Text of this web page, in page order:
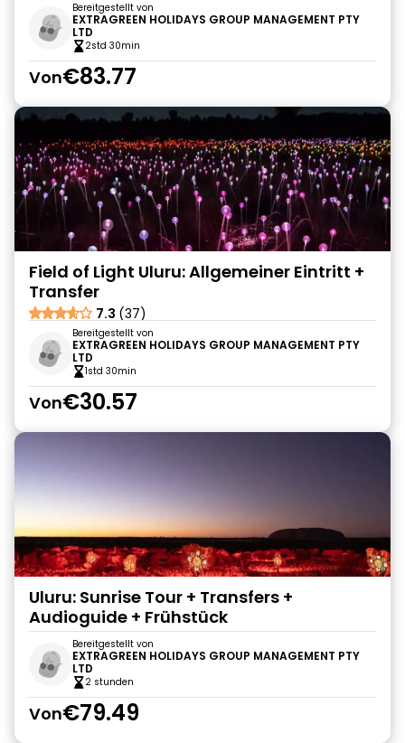
Bereitgestellt von
EXTRAGREEN HOLIDAYS GROUP MANAGEMENT PTY
LTD
2std 30min
Von€83.77
Field of Light Uluru: Allgemeiner Eintritt +
Transfer
7.3 (37)
Bereitgestellt von
EXTRAGREEN HOLIDAYS GROUP MANAGEMENT PTY
LTD
1std 30min
Von€30.57
Uluru: Sunrise Tour + Transfers +
Audioguide + Frühstück
Bereitgestellt von
EXTRAGREEN HOLIDAYS GROUP MANAGEMENT PTY
LTD
2 stunden
Von€79.49